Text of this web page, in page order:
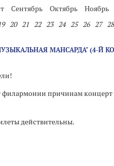
Сентябрь Октябрь Ноябрь
20 21 22 23 24 25 26 27 28
МАНСАРДА" (4-Й
причинам концерт
действительны.